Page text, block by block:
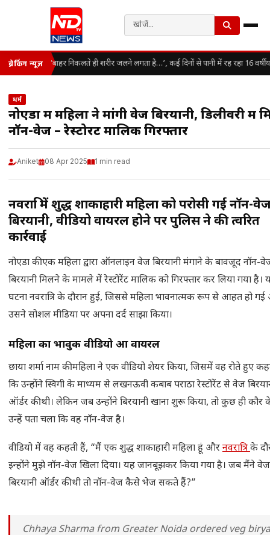
ब्रेकिंग न्यूज़ ‘बाहर निकलते ही शरीर जलने लगता है…’, कई दिनों से पानी में रह रहा 16
धर्म
नोएडा में महिला ने मांगी वेज बिरयानी, डिलीवरी में
नॉन-वेज – रेस्टोरेंट मालिक गिरफ्तार
Aniket 08 Apr 2025 1 min read
नवरात्रि में शुद्ध शाकाहारी महिला को परोसी गई नॉन-
बिरयानी, वीडियो वायरल होने पर पुलिस ने की त्वरित
कार्रवाई
नोएडा की एक महिला द्वारा ऑनलाइन वेज बिरयानी मंगाने के बावजूद नॉन-
बिरयानी मिलने के मामले में रेस्टोरेंट मालिक को गिरफ्तार कर लिया गया है।
घटना नवरात्रि के दौरान हुई, जिससे महिला भावनात्मक रूप से आहत हो
उसने सोशल मीडिया पर अपना दर्द साझा किया।
महिला का भावुक वीडियो हुआ वायरल
छाया शर्मा नाम की महिला ने एक वीडियो शेयर किया, जिसमें वह रोते हुए
कि उन्होंने स्विगी के माध्यम से लखनऊवी कबाब पराठा रेस्टोरेंट से वेज
ऑर्डर की थी। लेकिन जब उन्होंने बिरयानी खाना शुरू किया, तो कुछ ही कौर
उन्हें पता चला कि वह नॉन-वेज है।
वीडियो में वह कहती हैं, “मैं एक शुद्ध शाकाहारी महिला हूं औरनवरात्रिके
इन्होंने मुझे नॉन-वेज खिला दिया। यह जानबूझकर किया गया है। जब मैंने वेज
बिरयानी ऑर्डर की थी तो नॉन-वेज कैसे भेज सकते हैं?”
Chhaya Sharma from Greater Noida ordered veg